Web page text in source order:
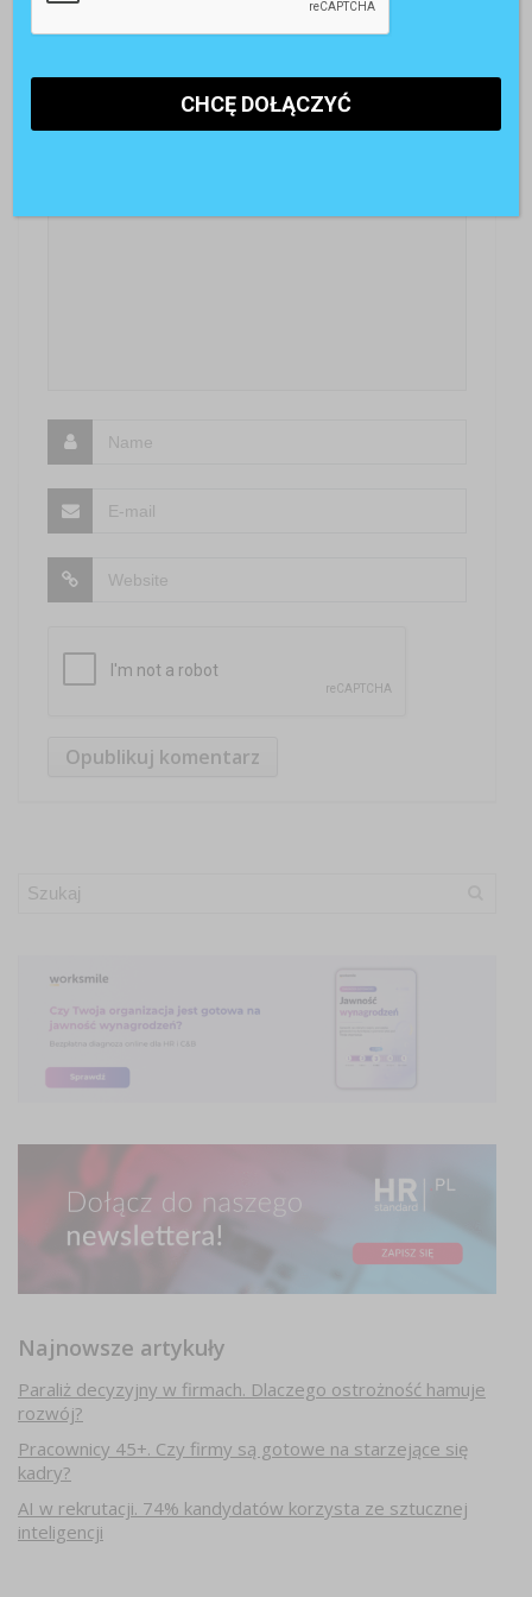
pracy pracownicy nabywają bardziej wszechstronnego
Najnowsze artykuły
Paraliż decyzyjny w firmach. Dlaczego ostrożność hamuje
rozwój?
Pracownicy 45+. Czy firmy są gotowe na starzejące się
kadry?
AI w rekrutacji. 74% kandydatów korzysta ze sztucznej
inteligencji